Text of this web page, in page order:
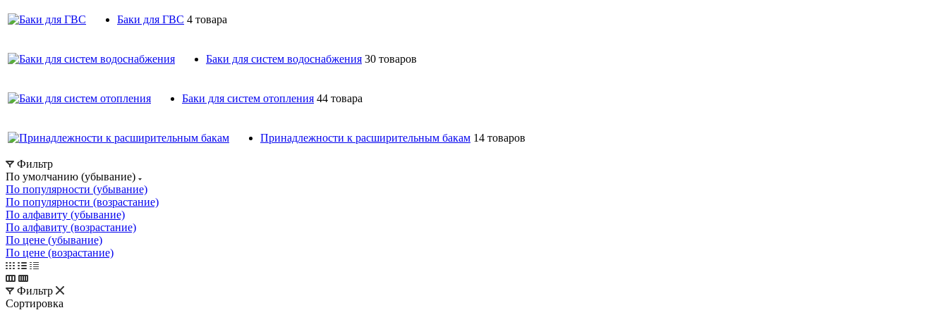
Баки для ГВС 4 товара
Баки для систем водоснабжения 30 товаров
Баки для систем отопления 44 товара
Принадлежности к расширительным бакам 14 товаров
Фильтр
По умолчанию (убывание)
По популярности (убывание)
По популярности (возрастание)
По алфавиту (убывание)
По алфавиту (возрастание)
По цене (убывание)
По цене (возрастание)
Фильтр
Сортировка